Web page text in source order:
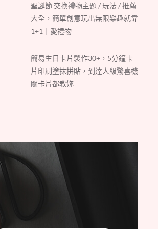
聖誕節 交換禮物主題 / 玩法 / 推薦
大全，簡單創意玩出無限樂趣就靠
1+1｜愛禮物
簡易生日卡片製作30+，5分鐘卡
片印刷塗抹拼貼，到達人級驚喜機
關卡片都教妳